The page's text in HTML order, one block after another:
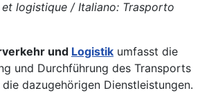
logistique / Italiano: Trasporto
und Logistik umfasst die
und Durchführung des Transports
dazugehörigen Dienstleistungen.